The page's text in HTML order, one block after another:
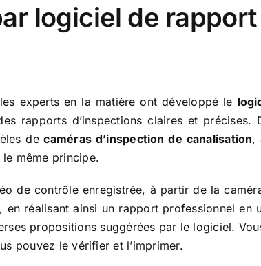
logiciel de
experts en la matière ont développé le
rapports d’inspections claires et
decaméras d’inspection de canalisation,
même principe.
de contrôle enregistrée, à partir de la
en réalisant ainsi un rapport professionnel
propositions suggérées par le logiciel.
pouvez le vérifier et l’imprimer.